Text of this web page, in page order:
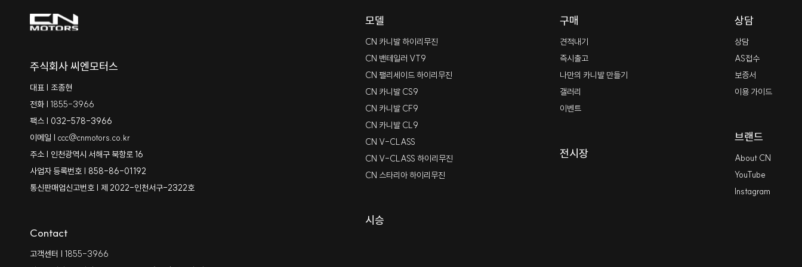
주식회사 씨엔모터스
대표 | 조종현
전화 | 1855-3966
팩스 | 032-578-3966
이메일 | ccc@cnmotors.co.kr
주소 | 인천광역시 서해구 북항로 16
사업자 등록번호 | 858-86-01192
통신판매업신고번호 | 제 2022-인천서구-2322호
Contact
고객센터 | 1855-3966
모델
CN 카니발 하이리무진
CN 밴테일러 VT9
CN 팰리세이드 하이리무진
CN 카니발 CS9
CN 카니발 CF9
CN 카니발 CL9
CN V-CLASS
CN V-CLASS 하이리무진
CN 스타리아 하이리무진
시승
구매
견적내기
즉시출고
나만의 카니발 만들기
갤러리
이벤트
전시장
상담
상담
AS접수
보증서
이용 가이드
브랜드
About CN
YouTube
Instagram